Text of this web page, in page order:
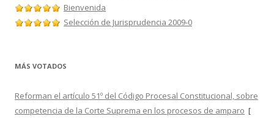
Bienvenida
Selección de Jurisprudencia 2009-0
MÁS VOTADOS
Reforman el artículo 51º del Código Procesal Constitucional, sobre
competencia de la Corte Suprema en los procesos de amparo [